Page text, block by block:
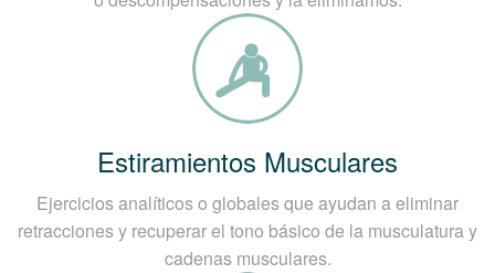
Estiramientos Musculares
Ejercicios analíticos o globales que ayudan a eliminar
retracciones y recuperar el tono básico de la musculatura y
cadenas musculares.